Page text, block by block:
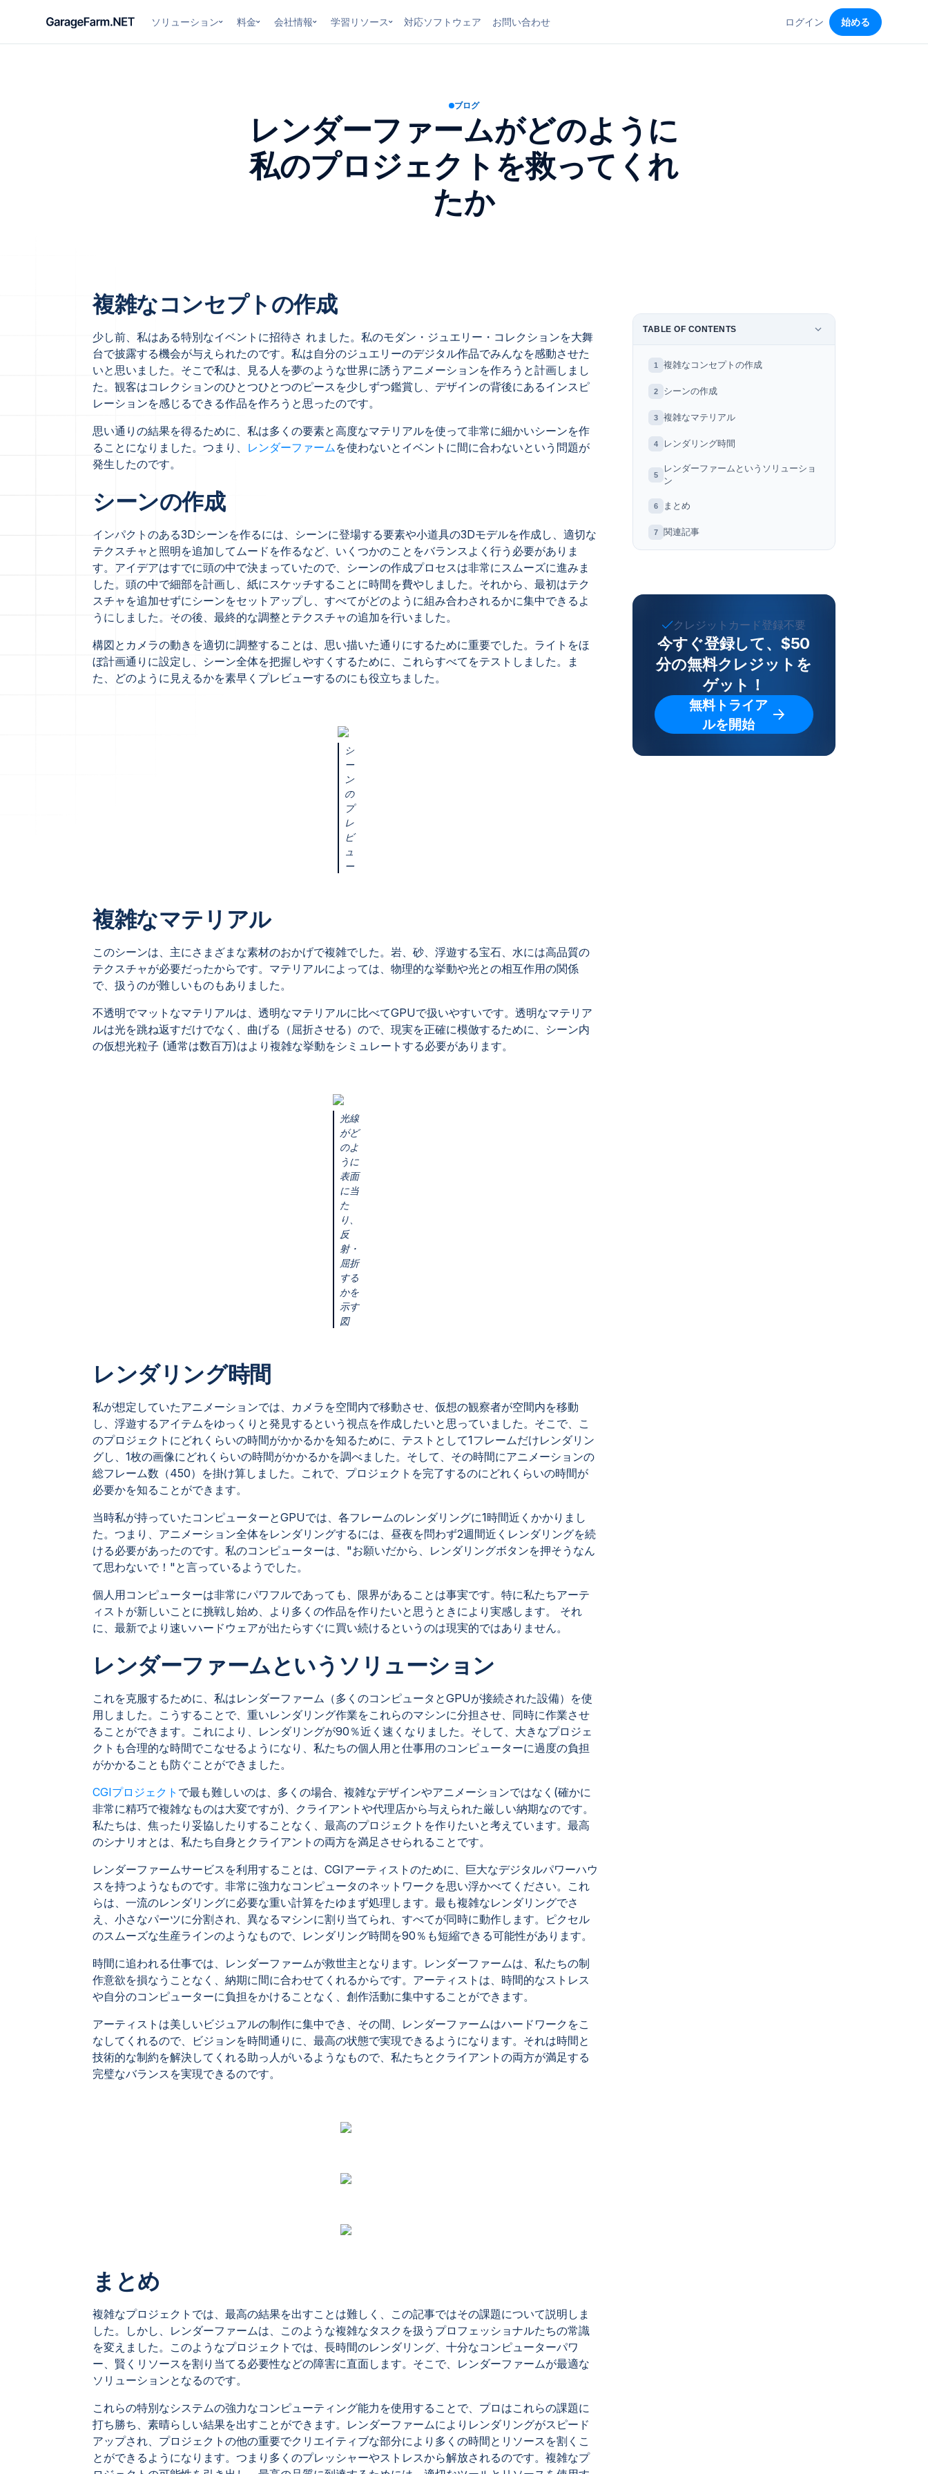
ソリューション 料金 会社情報 学習リソース 対応ソフトウェア お問い合わせ ログイン 始める
ブログ
レンダーファームがどのように
私のプロジェクトを救ってくれ
たか
複雑なコンセプトの作成
少し前、私はある特別なイベントに招待さ れました。私のモダン・ジュエリー・コレクションを大舞
台で披露する機会が与えられたのです。私は自分のジュエリーのデジタル作品でみんなを感動させた
いと思いました。そこで私は、見る人を夢のような世界に誘うアニメーションを作ろうと計画しまし
た。観客はコレクションのひとつひとつのピースを少しずつ鑑賞し、デザインの背後にあるインスピ
レーションを感じるできる作品を作ろうと思ったのです。
思い通りの結果を得るために、私は多くの要素と高度なマテリアルを使って非常に細かいシーンを作
ることになりました。つまり、 レンダーファームを使わないとイベントに間に合わないという問題が
発生したのです。
シーンの作成
インパクトのある3Dシーンを作るには、シーンに登場する要素や小道具の3Dモデルを作成し、適切な
テクスチャと照明を追加してムードを作るなど、いくつかのことをバランスよく行う必要がありま
す。アイデアはすでに頭の中で決まっていたので、シーンの作成プロセスは非常にスムーズに進みま
した。頭の中で細部を計画し、紙にスケッチすることに時間を費やしました。それから、最初はテク
スチャを追加せずにシーンをセットアップし、すべてがどのように組み合わされるかに集中できるよ
うにしました。その後、最終的な調整とテクスチャの追加を行いました。
構図とカメラの動きを適切に調整することは、思い描いた通りにするために重要でした。ライトをほ
ぼ計画通りに設定し、シーン全体を把握しやすくするために、これらすべてをテストしました。ま
た、どのように見えるかを素早くプレビューするのにも役立ちました。
シ
ー
ン
の
プ
レ
ビ
ュ
ー
複雑なマテリアル
このシーンは、主にさまざまな素材のおかげで複雑でした。岩、砂、浮遊する宝石、水には高品質の
テクスチャが必要だったからです。マテリアルによっては、物理的な挙動や光との相互作用の関係
で、扱うのが難しいものもありました。
不透明でマットなマテリアルは、透明なマテリアルに比べてGPUで扱いやすいです。透明なマテリア
ルは光を跳ね返すだけでなく、曲げる（屈折させる）ので、現実を正確に模倣するために、シーン内
の仮想光粒子 (通常は数百万)はより複雑な挙動をシミュレートする必要があります。
光線
がど
のよ
うに
表面
に当
た
り、
反
射・
屈折
する
かを
示す
図
レンダリング時間
私が想定していたアニメーションでは、カメラを空間内で移動させ、仮想の観察者が空間内を移動
し、浮遊するアイテムをゆっくりと発見するという視点を作成したいと思っていました。そこで、こ
のプロジェクトにどれくらいの時間がかかるかを知るために、テストとして1フレームだけレンダリン
グし、1枚の画像にどれくらいの時間がかかるかを調べました。そして、その時間にアニメーションの
総フレーム数（450）を掛け算しました。これで、プロジェクトを完了するのにどれくらいの時間が
必要かを知ることができます。
当時私が持っていたコンピューターとGPUでは、各フレームのレンダリングに1時間近くかかりまし
た。つまり、アニメーション全体をレンダリングするには、昼夜を問わず2週間近くレンダリングを続
ける必要があったのです。私のコンピューターは、"お願いだから、レンダリングボタンを押そうなん
て思わないで！"と言っているようでした。
個人用コンピューターは非常にパワフルであっても、限界があることは事実です。特に私たちアーテ
ィストが新しいことに挑戦し始め、より多くの作品を作りたいと思うときにより実感します。 それ
に、最新でより速いハードウェアが出たらすぐに買い続けるというのは現実的ではありません。
レンダーファームというソリューション
これを克服するために、私はレンダーファーム（多くのコンピュータとGPUが接続された設備）を使
用しました。こうすることで、重いレンダリング作業をこれらのマシンに分担させ、同時に作業させ
ることができます。これにより、レンダリングが90％近く速くなりました。そして、大きなプロジェ
クトも合理的な時間でこなせるようになり、私たちの個人用と仕事用のコンピューターに過度の負担
がかかることも防ぐことができました。
CGIプロジェクト で最も難しいのは、多くの場合、複雑なデザインやアニメーションではなく(確かに
非常に精巧で複雑なものは大変ですが)、クライアントや代理店から与えられた厳しい納期なのです。
私たちは、焦ったり妥協したりすることなく、最高のプロジェクトを作りたいと考えています。最高
のシナリオとは、私たち自身とクライアントの両方を満足させられることです。
レンダーファームサービスを利用することは、CGIアーティストのために、巨大なデジタルパワーハウ
スを持つようなものです。非常に強力なコンピュータのネットワークを思い浮かべてください。これ
らは、一流のレンダリングに必要な重い計算をたゆまず処理します。最も複雑なレンダリングでさ
え、小さなパーツに分割され、異なるマシンに割り当てられ、すべてが同時に動作します。ピクセル
のスムーズな生産ラインのようなもので、レンダリング時間を90％も短縮できる可能性があります。
時間に追われる仕事では、レンダーファームが救世主となります。レンダーファームは、私たちの制
作意欲を損なうことなく、納期に間に合わせてくれるからです。アーティストは、時間的なストレス
や自分のコンピューターに負担をかけることなく、創作活動に集中することができます。
アーティストは美しいビジュアルの制作に集中でき、その間、レンダーファームはハードワークをこ
なしてくれるので、ビジョンを時間通りに、最高の状態で実現できるようになります。それは時間と
技術的な制約を解決してくれる助っ人がいるようなもので、私たちとクライアントの両方が満足する
完璧なバランスを実現できるのです。
まとめ
複雑なプロジェクトでは、最高の結果を出すことは難しく、この記事ではその課題について説明しま
した。しかし、レンダーファームは、このような複雑なタスクを扱うプロフェッショナルたちの常識
を変えました。このようなプロジェクトでは、長時間のレンダリング、十分なコンピューターパワ
ー、賢くリソースを割り当てる必要性などの障害に直面します。そこで、レンダーファームが最適な
ソリューションとなるのです。
これらの特別なシステムの強力なコンピューティング能力を使用することで、プロはこれらの課題に
打ち勝ち、素晴らしい結果を出すことができます。レンダーファームによりレンダリングがスピード
アップされ、プロジェクトの他の重要でクリエイティブな部分により多くの時間とリソースを割くこ
とができるようになります。つまり多くのプレッシャーやストレスから解放されるのです。複雑なプ
TABLE OF CONTENTS
1 複雑なコンセプトの作成
2 シーンの作成
3 複雑なマテリアル
4 レンダリング時間
5
レンダーファームというソリューショ
ン
6 まとめ
7 関連記事
クレジットカード登録不要
今すぐ登録して、$50
分の無料クレジットを
ゲット！
無料トライア
ルを開始